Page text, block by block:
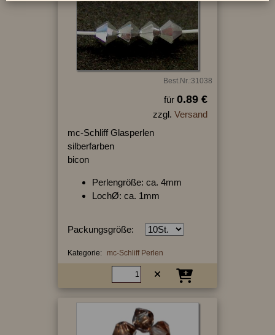
Best.Nr.:31038
für 0.89 €
zzgl. Versand
mc-Schliff Glasperlen
silberfarben
bicon
Perlengröße: ca. 4mm
LochØ: ca. 1mm
Packungsgröße:
Kategorie: mc-Schliff Perlen